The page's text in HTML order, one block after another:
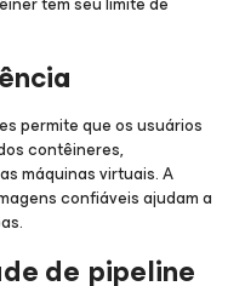
permite que os usuários
contêineres,
máquinas virtuais. A
confiáveis ajudam a
de pipeline